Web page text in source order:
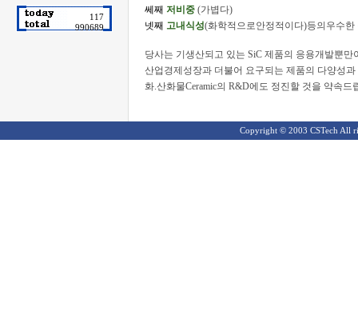
117
990689
쎄째 저비중(가볍다)
넷째 고내식성(화학적으로안정적이다)등의우수한
당사는 기생산되고 있는 SiC 제품의 응용개발뿐
산업경제성장과 더불어 요구되는 제품의 다양성
화.산화물Ceramic의 R&D에도 정진할 것을 약속드
Copyright © 2003 CSTech All